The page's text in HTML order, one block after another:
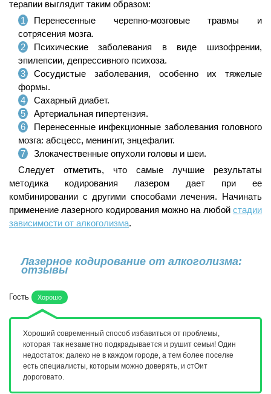
терапии выглядит таким образом:
Перенесенные черепно-мозговые травмы и
сотрясения мозга.
Психические заболевания в виде шизофрении,
эпилепсии, депрессивного психоза.
Сосудистые заболевания, особенно их тяжелые
формы.
Сахарный диабет.
Артериальная гипертензия.
Перенесенные инфекционные заболевания головного
мозга: абсцесс, менингит, энцефалит.
Злокачественные опухоли головы и шеи.
Следует отметить, что самые лучшие результаты
методика кодирования лазером дает при ее
комбинировании с другими способами лечения. Начинать
применение лазерного кодирования можно на любой стадии
зависимости от алкоголизма.
Лазерное кодирование от алкоголизма:
отзывы
Гость Хорошо
Хороший современный способ избавиться от проблемы,
которая так незаметно подкрадывается и рушит семьи! Один
недостаток: далеко не в каждом городе, а тем более поселке
есть специалисты, которым можно доверять, и стОит
дороговато.